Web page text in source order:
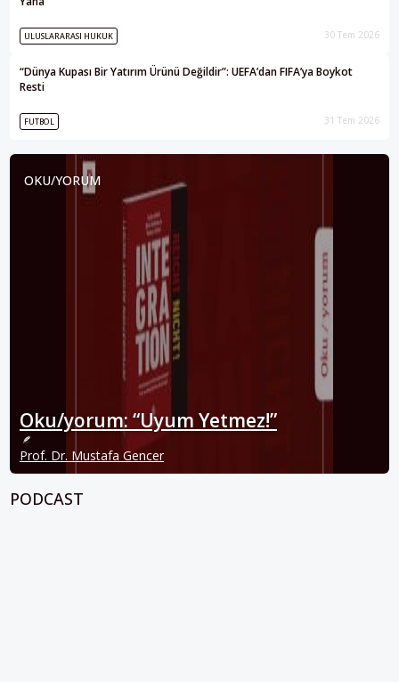
ULUSLARARASI HUKUK 30 Tem 2026
“Dünya Kupası Bir Yatırım Ürünü Değildir”: UEFA’dan FIFA’ya Boykot
Resti
FUTBOL 31 Tem 2026
OKU/YORUM
Oku/yorum: “Uyum Yetmez!”
Prof. Dr. Mustafa Gencer
PODCAST